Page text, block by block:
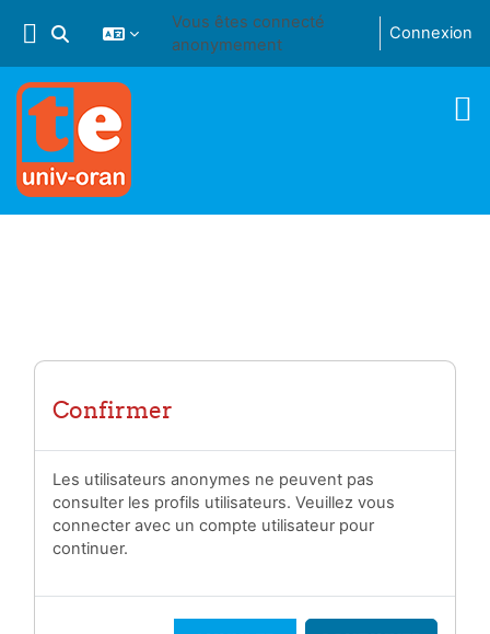
Activer/désactiver la saisie de recherche
Vous êtes connecté
anonymement
Connexion
Confirmer
Les utilisateurs anonymes ne peuvent pas
consulter les profils utilisateurs. Veuillez vous
connecter avec un compte utilisateur pour
continuer.